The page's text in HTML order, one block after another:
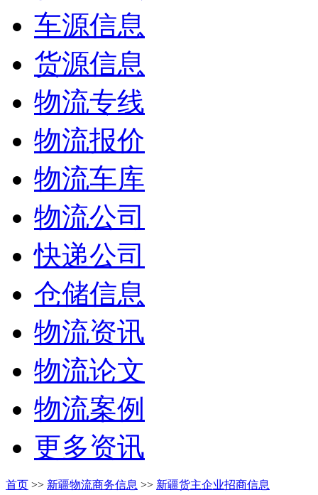
车源信息
货源信息
物流专线
物流报价
物流车库
物流公司
快递公司
仓储信息
物流资讯
物流论文
物流案例
更多资讯
首页 >> 新疆物流商务信息 >> 新疆货主企业招商信息